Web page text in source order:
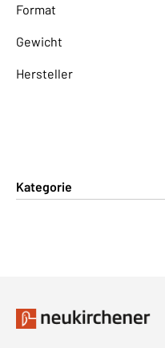
Format
Gewicht
Hersteller
Kategorie